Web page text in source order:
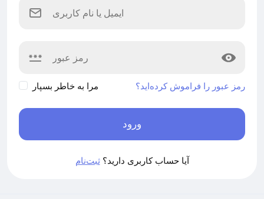
مرا به خاطر بسپار رمز عبور را فراموش کرده‌اید؟
ورود
آیا حساب کاربری دارید؟ثبت‌نام